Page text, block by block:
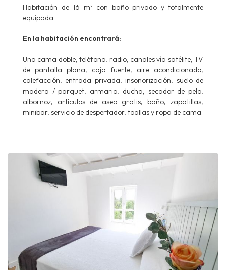
Habitación de 16 m² con baño privado y totalmente
equipada
En la habitación encontrará:
Una cama doble, teléfono, radio, canales vía satélite, TV
de pantalla plana, caja fuerte, aire acondicionado,
calefacción, entrada privada, insonorización, suelo de
madera / parquet, armario, ducha, secador de pelo,
albornoz, artículos de aseo gratis, baño, zapatillas,
minibar, servicio de despertador, toallas y ropa de cama.